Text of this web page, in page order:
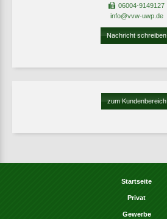
06004-9149127
info@vvw-uwp.de
Nachricht schreiben
zum Kundenbereich
Startseite
Privat
Gewerbe